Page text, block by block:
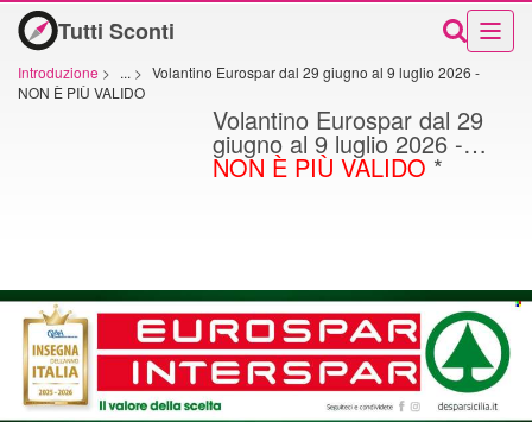
Tutti Sconti
Introduzione > ... > Volantino Eurospar dal 29 giugno al 9 luglio 2026 -
NON È PIÙ VALIDO
Volantino Eurospar dal 29
giugno al 9 luglio 2026 -
NON È PIÙ VALIDO *